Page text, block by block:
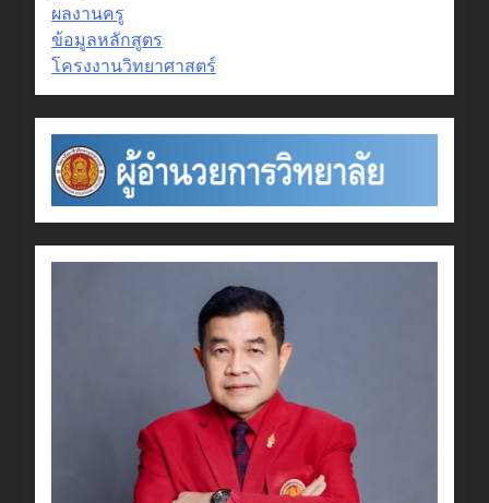
ผลงานครู
ข้อมูลหลักสูตร
โครงงานวิทยาศาสตร์